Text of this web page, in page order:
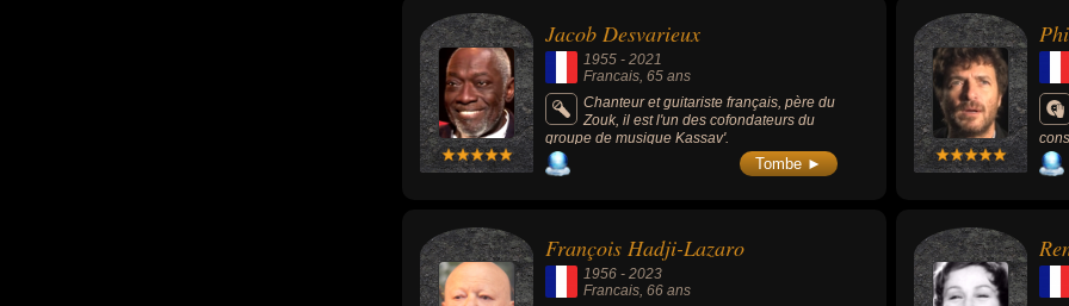
la
Jacob Desvarieux
1955 - 2021
Francais , 65 ans
Chanteur et guitariste français, père du
Zouk, il est l'un des cofondateurs du
groupe de musique Kassav'.
Tombe ►
François Hadji-Lazaro
1956 - 2023
Francais , 66 ans